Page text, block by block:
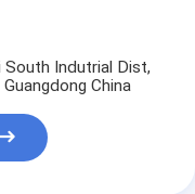
South Indutrial Dist,
China